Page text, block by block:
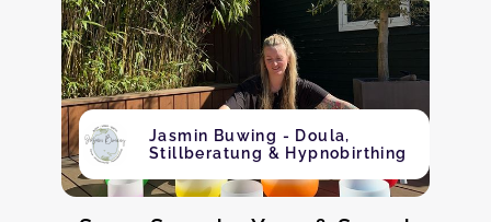
Jasmin Buwing - Doula,
Stillberatung & Hypnobirthing